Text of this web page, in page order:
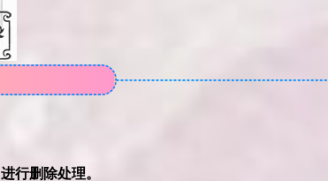
本网站的文章部分内容可能来源于网络，仅供大家学习与参考，如有侵权，请联系站长微信：gs0162 进行删除处理。